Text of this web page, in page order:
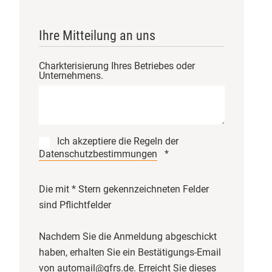
aber vor allem eines: viel Mut für
eine sichere Bio-Zukunft! 👏
​#BioKontrolle #Zertifizierung
Justus-Liebig-Universität Giessen
GfRS Gesellschaft für
Ressourcenschutz mbH
Die Integrität der gesamten Bio-
Wertschöpfungskette im Fokus. 🌍
Ihre Mitteilung an uns
Charkterisierung Ihres Betriebes oder
Unternehmens.
Ich akzeptiere die Regeln der
Datenschutzbestimmungen
*
Die mit * Stern gekennzeichneten Felder
sind Pflichtfelder
Nachdem Sie die Anmeldung abgeschickt
haben, erhalten Sie ein Bestätigungs-Email
von automail@gfrs.de. Erreicht Sie dieses